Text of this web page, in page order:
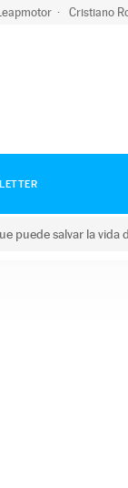
Cristiano
puede salvar la vida